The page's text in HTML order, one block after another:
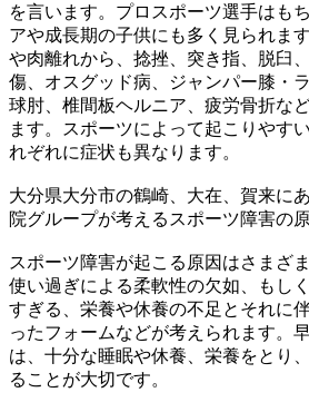
を言います。プロスポーツ選手はも
アや成長期の子供にも多く見られま
や肉離れから、捻挫、突き指、脱臼
傷、オスグッド病、ジャンパー膝・
球肘、椎間板ヘルニア、疲労骨折な
ます。スポーツによって起こりやす
れぞれに症状も異なります。
大分県大分市の鶴崎、大在、賀来に
院グループが考えるスポーツ障害の
スポーツ障害が起こる原因はさまざま
使い過ぎによる柔軟性の欠如、もし
すぎる
栄養や休養の不足とそれに
ったフォームなどが考えられます。
は、十分な睡眠や休養、栄養をとり
ることが大切です。